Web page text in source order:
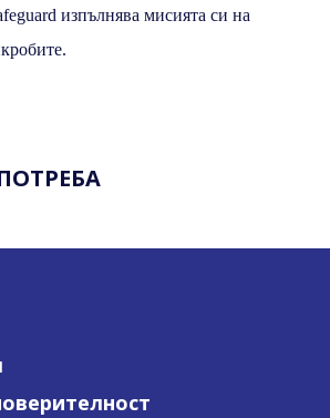
изпълнява мисията си на